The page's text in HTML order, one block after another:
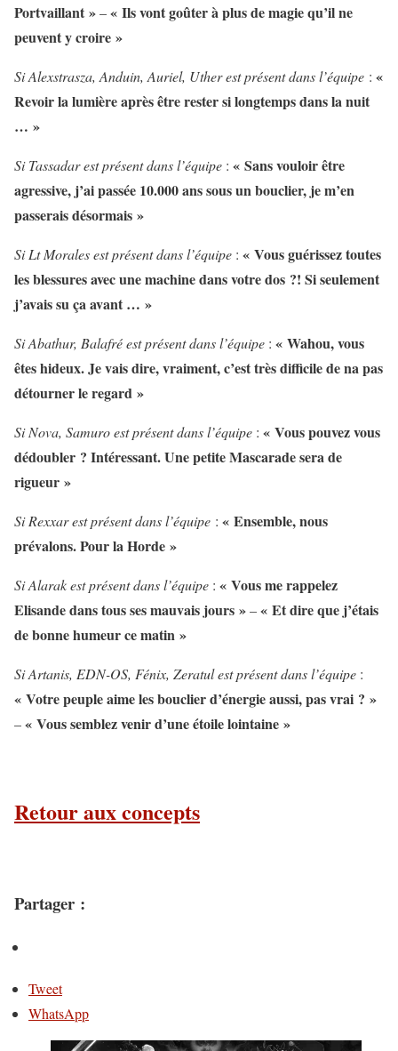
Portvaillant »–« Ils vont goûter à plus de magie qu’il ne
peuvent y croire »
Si Alexstrasza, Anduin, Auriel, Uther est présent dans l’équipe : «
Revoir la lumière après être rester si longtemps dans la nuit
… »
Si Tassadar est présent dans l’équipe : « Sans vouloir être
agressive, j’ai passée 10.000 ans sous un bouclier, je m’en
passerais désormais »
Si Lt Morales est présent dans l’équipe : « Vous guérissez toutes
les blessures avec une machine dans votre dos ?! Si seulement
j’avais su ça avant … »
Si Abathur, Balafré est présent dans l’équipe : « Wahou, vous
êtes hideux. Je vais dire, vraiment, c’est très difficile de na pas
détourner le regard »
Si Nova, Samuro est présent dans l’équipe : « Vous pouvez vous
dédoubler ? Intéressant. Une petite Mascarade sera de
rigueur »
Si Rexxar est présent dans l’équipe : « Ensemble, nous
prévalons. Pour la Horde »
Si Alarak est présent dans l’équipe : « Vous me rappelez
Elisande dans tous ses mauvais jours »–« Et dire que j’étais
de bonne humeur ce matin »
Si Artanis, EDN-OS, Fénix, Zeratul est présent dans l’équipe :
« Votre peuple aime les bouclier d’énergie aussi, pas vrai ? »
–« Vous semblez venir d’une étoile lointaine »
Retour aux concepts
Partager :
Tweet
WhatsApp